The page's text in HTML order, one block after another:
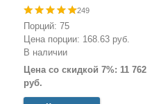
249
Порций: 75
Цена порции: 168.63 руб.
В наличии
Цена со скидкой 7%: 11 762
руб.